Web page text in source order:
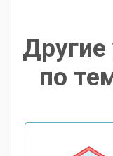
Другие
по